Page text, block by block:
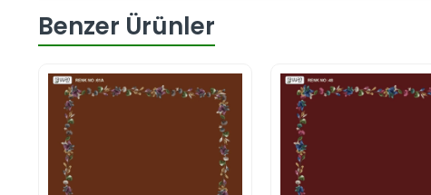
Benzer Ürünler